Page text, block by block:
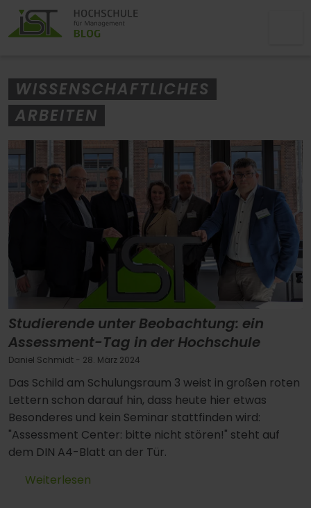
WISSENSCHAFTLICHES
ARBEITEN
Studierende unter Beobachtung: ein
Assessment-Tag in der Hochschule
Daniel Schmidt - 28. März 2024
Das Schild am Schulungsraum 3 weist in großen roten
Lettern schon darauf hin, dass heute hier etwas
Besonderes und kein Seminar stattfinden wird:
"Assessment Center: bitte nicht stören!" steht auf
dem DIN A4-Blatt an der Tür.
Weiterlesen